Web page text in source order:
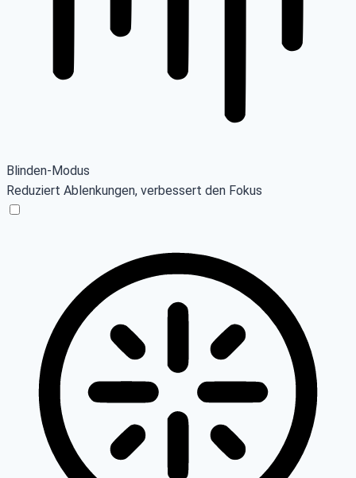
Blinden-Modus
Reduziert Ablenkungen, verbessert den Fokus